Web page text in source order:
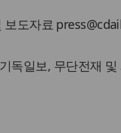
도자료
독일보, 무단전재 및